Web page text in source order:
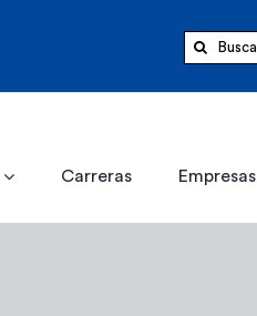
Buscar:
Carreras Empresas